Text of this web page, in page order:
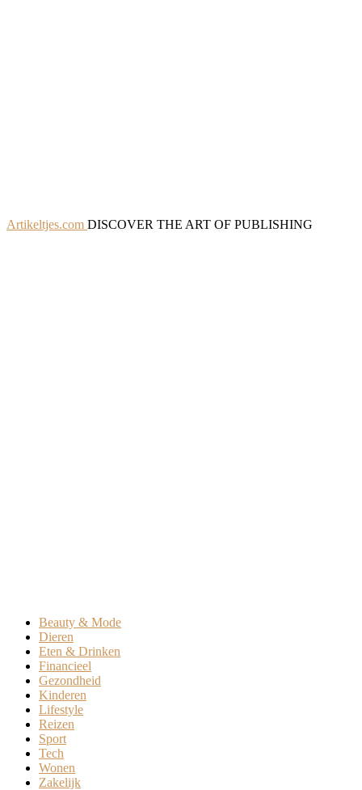
Artikeltjes.com DISCOVER THE ART OF PUBLISHING
Beauty & Mode
Dieren
Eten & Drinken
Financieel
Gezondheid
Kinderen
Lifestyle
Reizen
Sport
Tech
Wonen
Zakelijk